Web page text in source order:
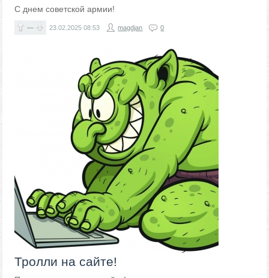
С днем советской армии!
— 23.02.202508:53 magdjan 0
Тролли на сайте!